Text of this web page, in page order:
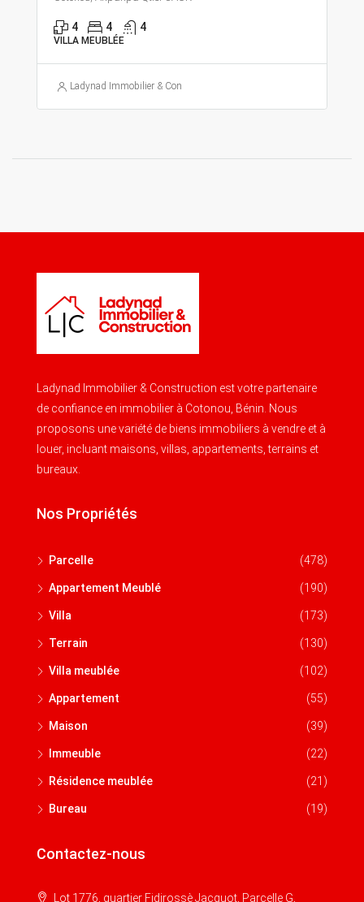
4 4 4
VILLA MEUBLÉE
Ladynad Immobilier & Construction
Ladynad Immobilier & Construction est votre partenaire
de confiance en immobilier à Cotonou, Bénin. Nous
proposons une variété de biens immobiliers à vendre et à
louer, incluant maisons, villas, appartements, terrains et
bureaux.
Nos Propriétés
Parcelle (478)
Appartement Meublé (190)
Villa (173)
Terrain (130)
Villa meublée (102)
Appartement (55)
Maison (39)
Immeuble (22)
Résidence meublée (21)
Bureau (19)
Contactez-nous
Lot 1776, quartier Fidjrossè Jacquot, Parcelle G,